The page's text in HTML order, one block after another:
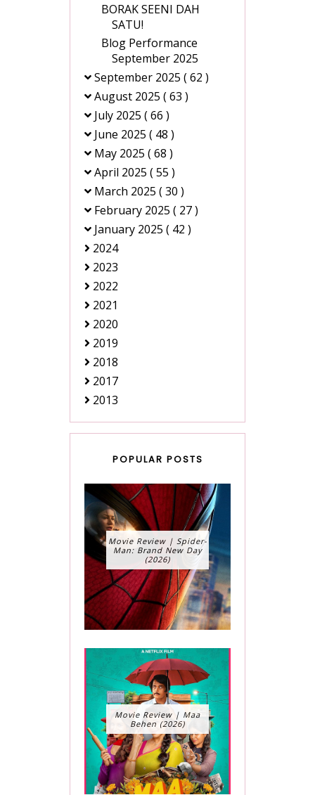
BORAK SEENI DAH
SATU!
Blog Performance
September 2025
September 2025 ( 62 )
August 2025 ( 63 )
July 2025 ( 66 )
June 2025 ( 48 )
May 2025 ( 68 )
April 2025 ( 55 )
March 2025 ( 30 )
February 2025 ( 27 )
January 2025 ( 42 )
2024
2023
2022
2021
2020
2019
2018
2017
2013
POPULAR POSTS
Movie Review | Spider-
Man: Brand New Day
(2026)
Movie Review | Maa
Behen (2026)